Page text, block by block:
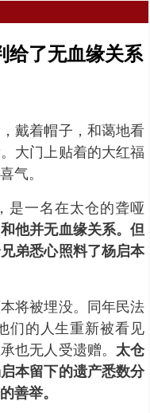
给了无血缘关系
戴着帽子，和蔼地看
大门上贴着的大红福
气。
是一名在太仓的聋哑
他并无血缘关系。但
弟悉心照料了杨启本
将被埋没。同年民法
们的人生重新被看见
也无人受遗赠。 太仓
本留下的遗产悉数分
善举。